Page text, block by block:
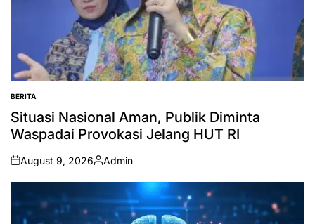
POSTED
IN
BERITA
Situasi Nasional Aman, Publik Diminta
Waspadai Provokasi Jelang HUT RI
on
August 9, 2026
Posted
by
Admin